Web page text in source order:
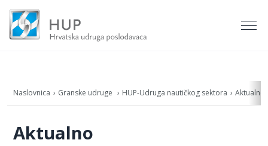
Naslovnica Granske udruge HUP-Udruga nautičkog sektora Aktualno
Aktualno